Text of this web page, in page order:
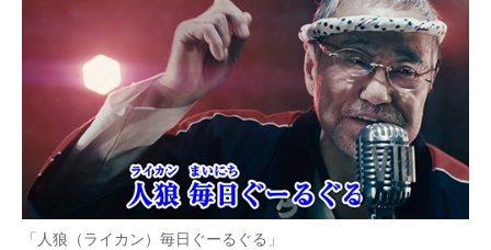
「人狼（ライカン）毎日ぐーるぐる」